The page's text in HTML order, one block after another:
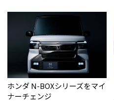
ホンダ N-BOXシリーズをマイ
ナーチェンジ